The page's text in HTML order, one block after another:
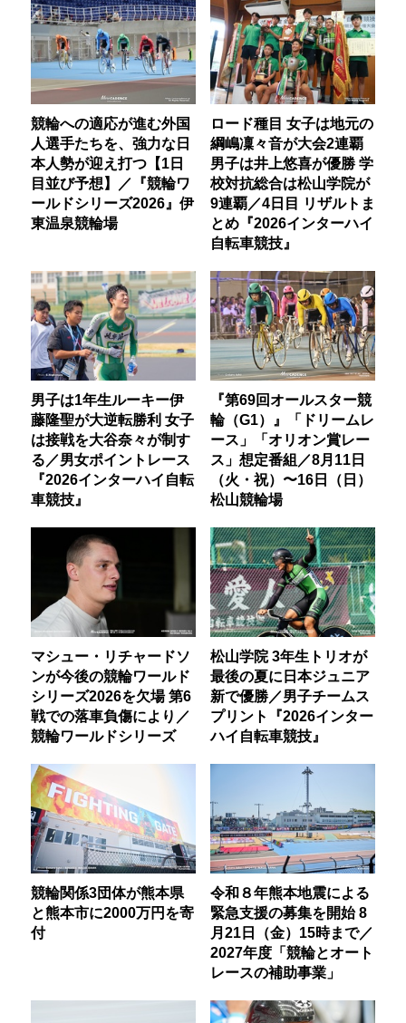
競輪への適応が進む外国
人選手たちを、強力な日
本人勢が迎え打つ【1日
目並び予想】／『競輪ワ
ールドシリーズ2026』伊
東温泉競輪場
ロード種目 女子は地元の
綱嶋凜々音が大会2連覇
男子は井上悠喜が優勝 学
校対抗総合は松山学院が
9連覇／4日目 リザルトま
とめ『2026インターハイ
自転車競技』
男子は1年生ルーキー伊
藤隆聖が大逆転勝利 女子
は接戦を大谷奈々が制す
る／男女ポイントレース
『2026インターハイ自転
車競技』
『第69回オールスター競
輪（G1）』「ドリームレ
ース」「オリオン賞レー
ス」想定番組／8月11日
（火・祝）〜16日（日）
松山競輪場
マシュー・リチャードソ
ンが今後の競輪ワールド
シリーズ2026を欠場 第6
戦での落車負傷により／
競輪ワールドシリーズ
松山学院 3年生トリオが
最後の夏に日本ジュニア
新で優勝／男子チームス
プリント『2026インター
ハイ自転車競技』
競輪関係3団体が熊本県
と熊本市に2000万円を寄
付
令和８年熊本地震による
緊急支援の募集を開始 8
月21日（金）15時まで／
2027年度「競輪とオート
レースの補助事業」